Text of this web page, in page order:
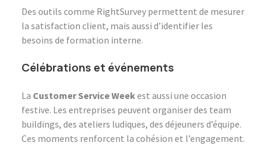
Des outils comme RightSurvey permettent de mesurer
la satisfaction client, mais aussi d’identifier les
besoins de formation interne.
Célébrations et événements
La Customer Service Weekest aussi une occasion
festive. Les entreprises peuvent organiser des team
buildings, des ateliers ludiques, des déjeuners d’équipe.
Ces moments renforcent la cohésion et l’engagement.